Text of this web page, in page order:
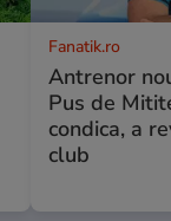
Fanatik.ro
Antrenor
Pus de
condica, a
club